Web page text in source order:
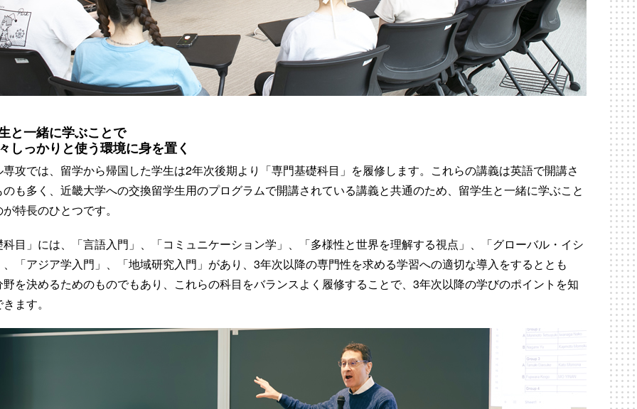
と一緒に学ぶことで
しっかりと使う環境に身を置く
攻では、留学から帰国した学生は2年次後期より「専門基礎科目」を履修します。これらの講義は英語で開講さ
も多く、近畿大学への交換留学生用のプログラムで開講されている講義と共通のため、留学生と一緒に学ぶこと
特長のひとつです。
目」には、「言語入門」、「コミュニケーション学」、「多様性と世界を理解する視点」、「グローバル・イシ
「アジア学入門」、「地域研究入門」があり、3年次以降の専門性を求める学習への適切な導入をするととも
を決めるためのものでもあり、これらの科目をバランスよく履修することで、3年次以降の学びのポイントを知
ます。